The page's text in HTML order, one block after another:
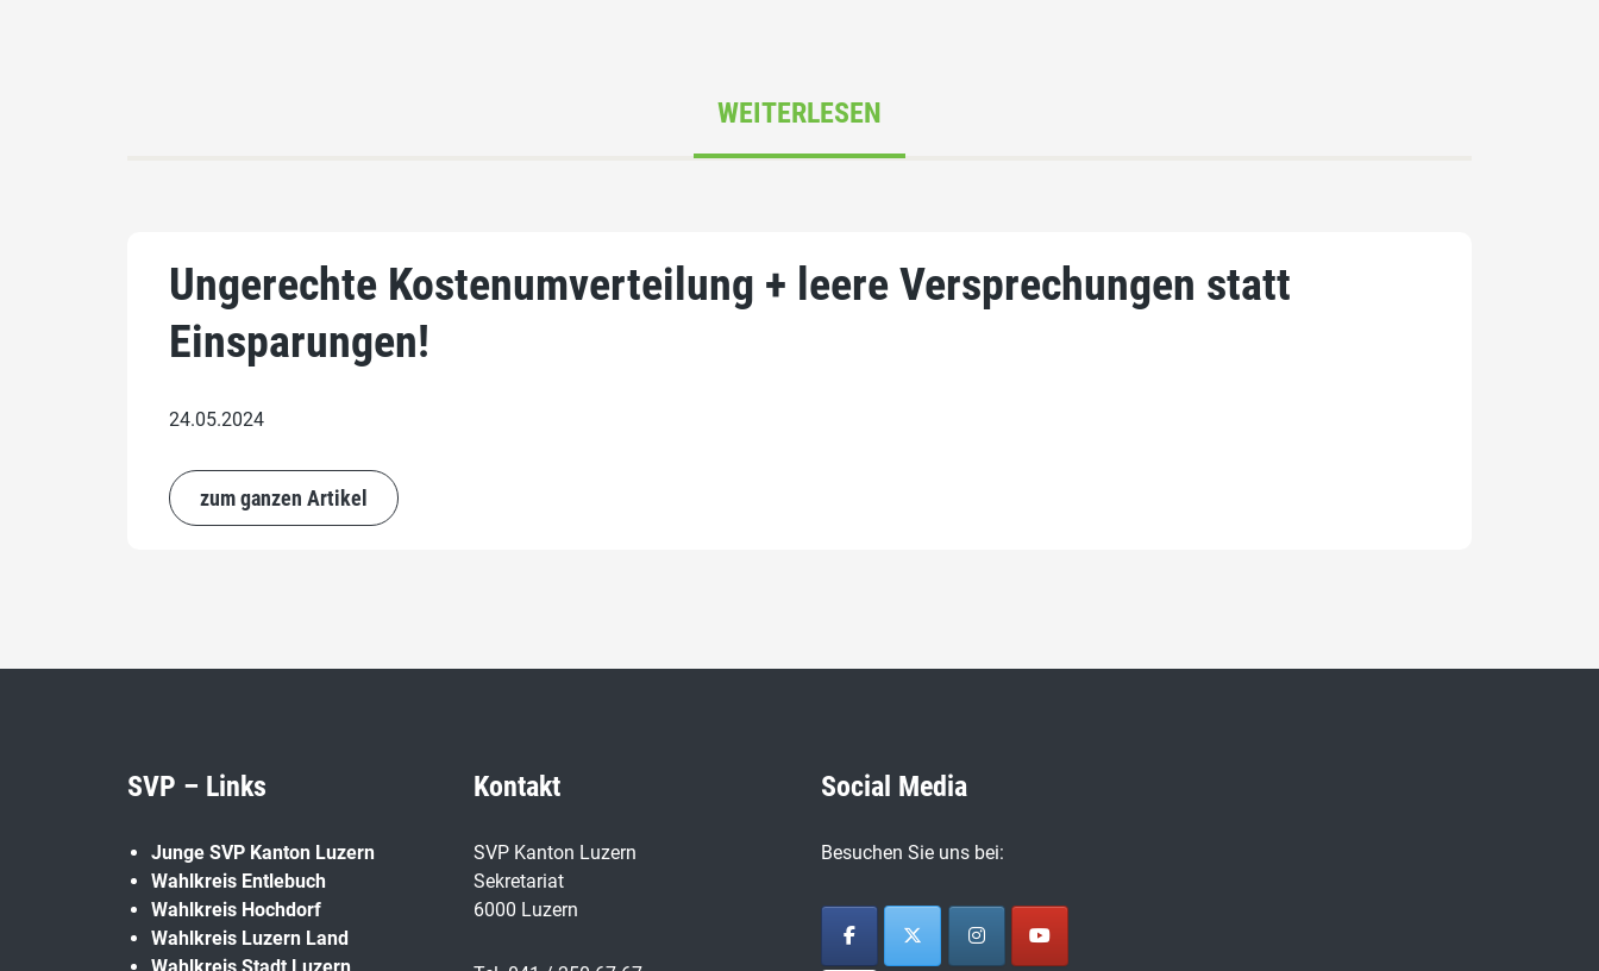
WEITERLESEN
Ungerechte Kostenumverteilung + leere Versprechungen statt
Einsparungen!
24.05.2024
zum ganzen Artikel
SVP – Links
Junge SVP Kanton Luzern
Wahlkreis Entlebuch
Wahlkreis Hochdorf
Wahlkreis Luzern Land
Kontakt
SVP Kanton Luzern
Sekretariat
6000 Luzern
Social Media
Besuchen Sie uns bei: